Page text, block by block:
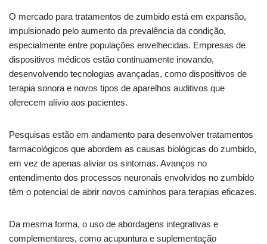
O mercado para tratamentos de zumbido está em expansão,
impulsionado pelo aumento da prevalência da condição,
especialmente entre populações envelhecidas. Empresas de
dispositivos médicos estão continuamente inovando,
desenvolvendo tecnologias avançadas, como dispositivos de
terapia sonora e novos tipos de aparelhos auditivos que
oferecem alívio aos pacientes.
Pesquisas estão em andamento para desenvolver tratamentos
farmacológicos que abordem as causas biológicas do zumbido,
em vez de apenas aliviar os sintomas. Avanços no
entendimento dos processos neuronais envolvidos no zumbido
têm o potencial de abrir novos caminhos para terapias eficazes.
Da mesma forma, o uso de abordagens integrativas e
complementares, como acupuntura e suplementação